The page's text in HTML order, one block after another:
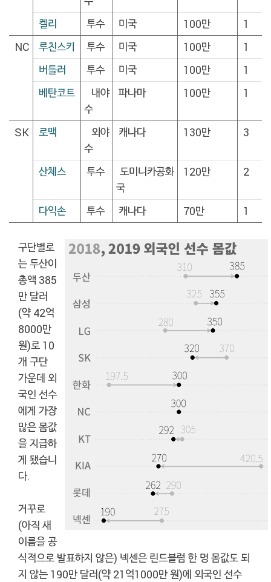
켈리
투수 미국 100만
1
NC
루친스키 투수 미국 100만
1
버틀러
투수 미국 100만
1
베탄코트
내야
수
파나마 100만 1
SK 로맥
외야
수
캐나다 130만 3
산체스 투수
도미니카공화
국
120만 2
다익손 투수 캐나다 70만 1
구단별로
는 두산이
총액 385
만 달러
(약 42억
8000만
원)로 10
개 구단
가운데 외
국인 선수
에게 가장
많은 몸값
을 지급하
게 됐습니
다.
거꾸로
(아직 새
이름을 공
식적으로 발표하지 않은) 넥센은 린드블럼 한 명 몸값도 되
지 않는 190만 달러(약 21억1000만 원)에 외국인 선수